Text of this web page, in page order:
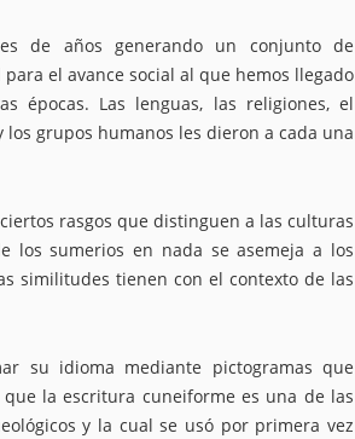
de años generando un conjunto de
el avance social al que hemos llegado
épocas. Las lenguas, las religiones, el
grupos humanos les dieron a cada una
rasgos que distinguen a las culturas
los sumerios en nada se asemeja a los
similitudes tienen con el contexto de las
su idioma mediante pictogramas que
la escritura cuneiforme es una de las
y la cual se usó por primera vez